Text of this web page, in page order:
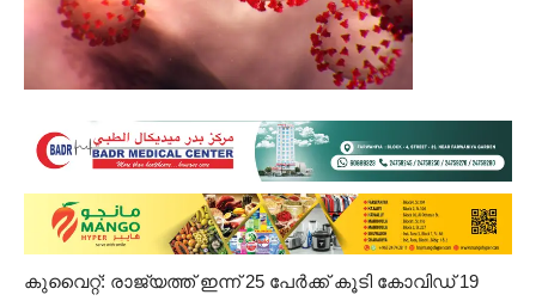
കുവൈറ്റ്: രാജ്യത്ത് ഇന്ന് 25 പേർക്ക് കൂടി കോവിഡ് 19